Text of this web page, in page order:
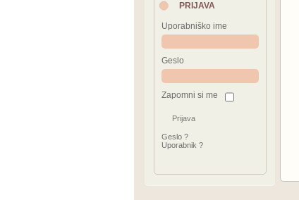
PRIJAVA
Uporabniško ime
Geslo
Zapomni si me
Geslo ?
Uporabnik ?